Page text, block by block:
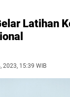
Latihan
2023, 15:39 WIB